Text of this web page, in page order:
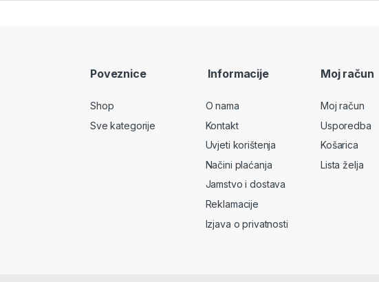
Poveznice
Shop
Sve kategorije
Informacije
O nama
Kontakt
Uvjeti korištenja
Načini plaćanja
Jamstvo i dostava
Reklamacije
Izjava o privatnosti
Moj račun
Moj račun
Usporedba
Košarica
Lista želja